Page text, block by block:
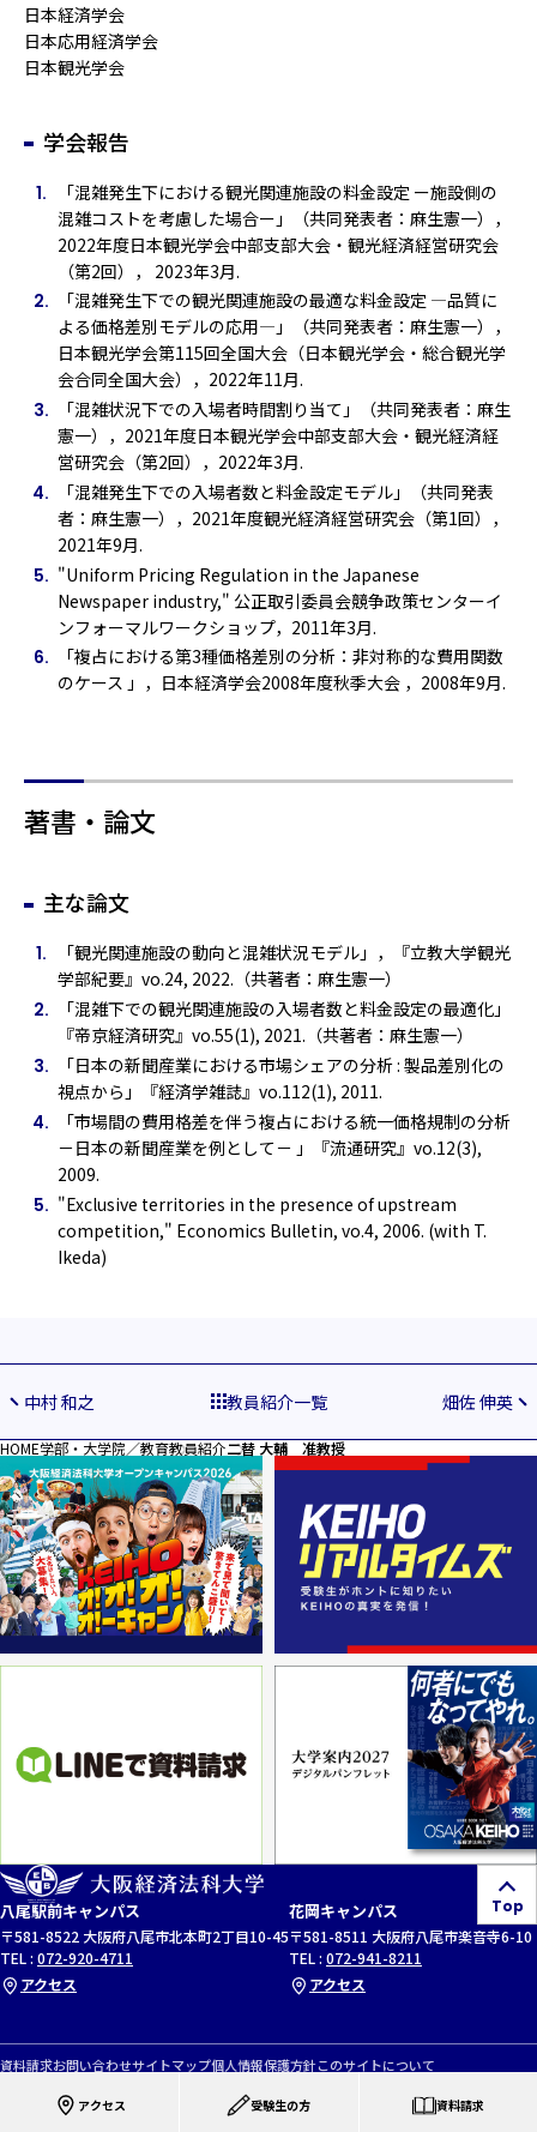
アクセス 受験生の方 資料請求
日本経済学会
日本応用経済学会
日本観光学会
学会報告
「混雑発生下における観光関連施設の料金設定 ー施設側の
混雑コストを考慮した場合ー」（共同発表者：麻生憲一），
2022年度日本観光学会中部支部大会・観光経済経営研究会
（第2回）， 2023年3月.
「混雑発生下での観光関連施設の最適な料金設定 —品質に
よる価格差別モデルの応用—」（共同発表者：麻生憲一），
日本観光学会第115回全国大会（日本観光学会・総合観光学
会合同全国大会），2022年11月.
「混雑状況下での入場者時間割り当て」（共同発表者：麻生
憲一），2021年度日本観光学会中部支部大会・観光経済経
営研究会（第2回），2022年3月.
「混雑発生下での入場者数と料金設定モデル」（共同発表
者：麻生憲一），2021年度観光経済経営研究会（第1回），
2021年9月.
"Uniform Pricing Regulation in the Japanese
Newspaper industry," 公正取引委員会競争政策センターイ
ンフォーマルワークショップ，2011年3月.
「複占における第3種価格差別の分析：非対称的な費用関数
のケース 」，日本経済学会2008年度秋季大会 ，2008年9月.
著書・論文
主な論文
「観光関連施設の動向と混雑状況モデル」，『立教大学観光
学部紀要』vo.24, 2022.（共著者：麻生憲一）
「混雑下での観光関連施設の入場者数と料金設定の最適化」
『帝京経済研究』vo.55(1), 2021.（共著者：麻生憲一）
「日本の新聞産業における市場シェアの分析 : 製品差別化の
視点から」『経済学雑誌』vo.112(1), 2011.
「市場間の費用格差を伴う複占における統一価格規制の分析
－日本の新聞産業を例として－ 」『流通研究』vo.12(3),
2009.
"Exclusive territories in the presence of upstream
competition," Economics Bulletin, vo.4, 2006. (with T.
Ikeda)
中村 和之 教員紹介一覧 畑佐 伸英
HOME学部・大学院／教育教員紹介二替 大輔 准教授
八尾駅前キャンパス
〒581-8522 大阪府八尾市北本町2丁目10-45
TEL : 072-920-4711
アクセス
花岡キャンパス
〒581-8511 大阪府八尾市楽音寺6-10
TEL : 072-941-8211
アクセス
資料請求お問い合わせサイトマップ個人情報保護方針このサイトについて
教職員専用サイト
Top